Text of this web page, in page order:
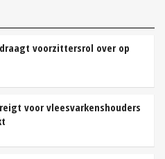
voorzittersrol over op
voor vleesvarkenshouders